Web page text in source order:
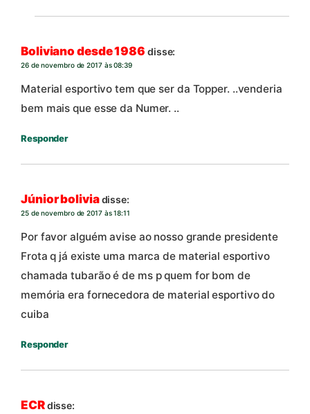
Boliviano desde 1986 disse:
26 de novembro de 2017 às 08:39
Material esportivo tem que ser da Topper. ..venderia
bem mais que esse da Numer. ..
Responder
Júnior boliviadisse:
25 de novembro de 2017 às 18:11
Por favor alguém avise ao nosso grande presidente
Frota q já existe uma marca de material esportivo
chamada tubarão é de ms p quem for bom de
memória era fornecedora de material esportivo do
cuiba
Responder
ECRdisse: